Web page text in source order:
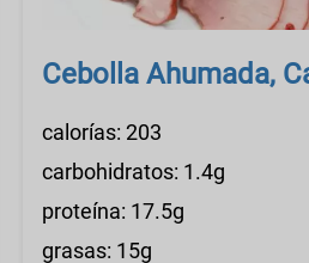
Cebolla Ahumada,
calorías: 203
carbohidratos: 1.4g
proteína: 17.5g
grasas: 15g